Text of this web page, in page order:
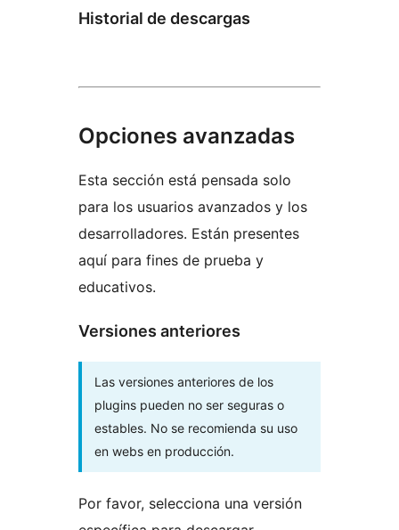
Historial de descargas
Opciones avanzadas
Esta sección está pensada solo
para los usuarios avanzados y los
desarrolladores. Están presentes
aquí para fines de prueba y
educativos.
Versiones anteriores
Las versiones anteriores de los
plugins pueden no ser seguras o
estables. No se recomienda su uso
en webs en producción.
Por favor, selecciona una versión